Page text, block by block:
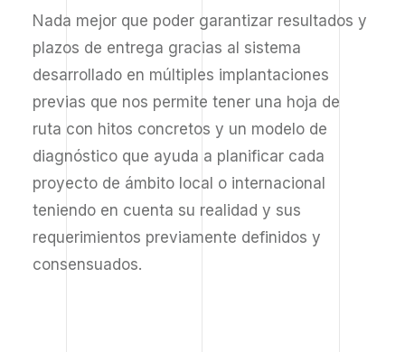
Nada mejor que poder garantizar resultados y
plazos de entrega gracias al sistema
desarrollado en múltiples implantaciones
previas que nos permite tener una hoja de
ruta con hitos concretos y un modelo de
diagnóstico que ayuda a planificar cada
proyecto de ámbito local o internacional
teniendo en cuenta su realidad y sus
requerimientos previamente definidos y
consensuados.